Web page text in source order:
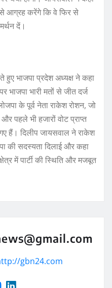
से आग्रह करेंगे कि वे फिर से
दें।
हुए भाजपा प्रदेश अध्यक्ष ने कहा
भाजपा भारी मतों से जीत दर्ज
के पूर्व नेता राकेश रोशन, जो
पहले भी हजारों वोट प्राप्त
हैं। दिलीप जायसवाल ने राकेश
की सदस्यता दिलाई और कहा
में पार्टी की स्थिति और मजबूत
gbn24.com